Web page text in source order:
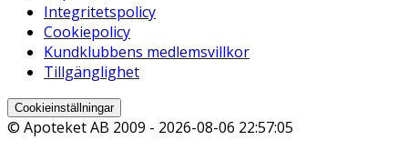
Integritetspolicy
Cookiepolicy
Kundklubbens medlemsvillkor
Tillgänglighet
Cookieinställningar
© Apoteket AB 2009 - 2026-08-06 22:57:05